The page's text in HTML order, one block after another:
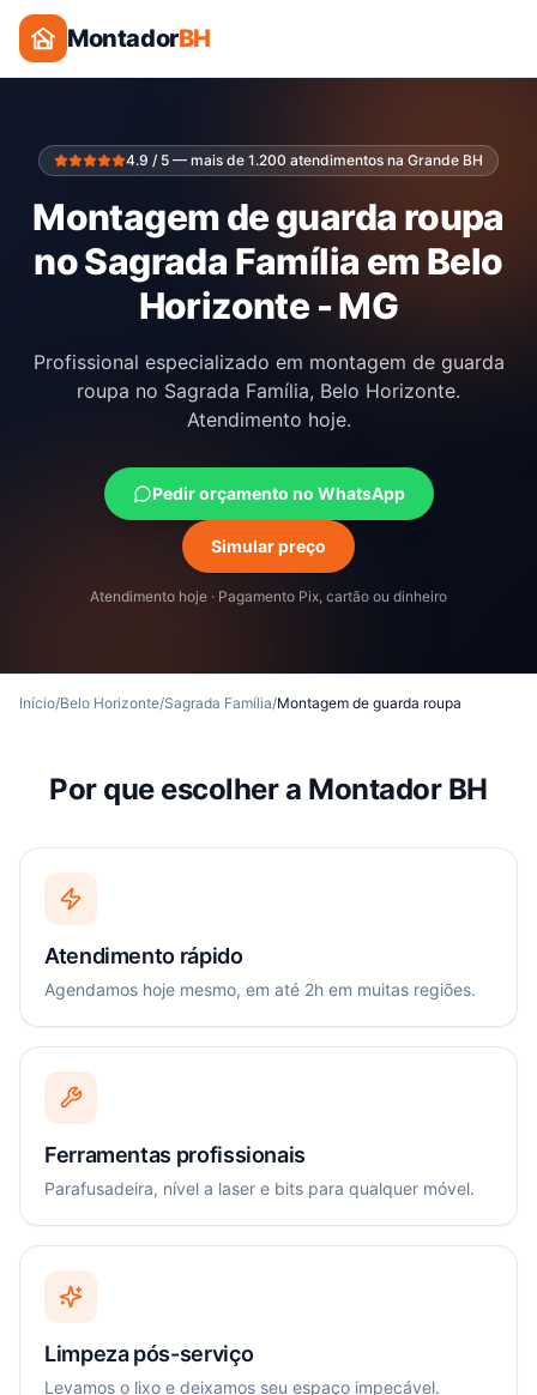
MontadorBH
4.9 / 5 — mais de 1.200 atendimentos na Grande BH
Montagem de guarda roupa
no Sagrada Família em Belo
Horizonte - MG
Profissional especializado em montagem de guarda
roupa no Sagrada Família, Belo Horizonte.
Atendimento hoje.
Pedir orçamento no WhatsApp
Simular preço
Atendimento hoje · Pagamento Pix, cartão ou dinheiro
Início/Belo Horizonte/Sagrada Família/Montagem de guarda roupa
Por que escolher a Montador BH
Atendimento rápido
Agendamos hoje mesmo, em até 2h em muitas regiões.
Ferramentas profissionais
Parafusadeira, nível a laser e bits para qualquer móvel.
Limpeza pós-serviço
Levamos o lixo e deixamos seu espaço impecável.